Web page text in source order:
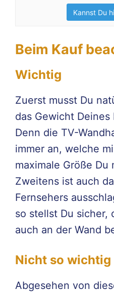
Kannst Du
Beim Kauf
Wichtig
Zuerst musst Du
das Gewicht
Denn die TV-
immer an, welche
maximale Größe Du
Zweitens ist auch
Fernsehers
so stellst Du sicher,
auch an der Wand
Nicht so wichtig
Abgesehen von